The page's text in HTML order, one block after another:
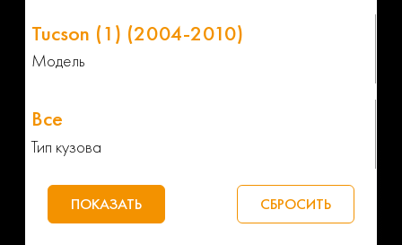
Модель
Тип кузова